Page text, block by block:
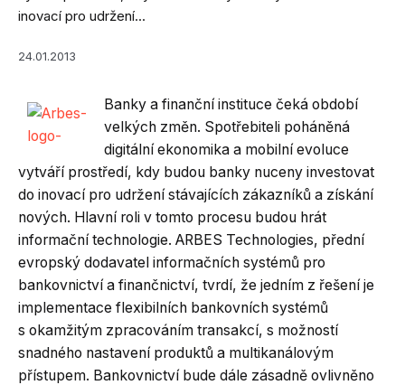
inovací pro udržení...
24.01.2013
Banky a finanční instituce čeká období
velkých změn. Spotřebiteli poháněná
digitální ekonomika a mobilní evoluce
vytváří prostředí, kdy budou banky nuceny investovat
do inovací pro udržení stávajících zákazníků a získání
nových. Hlavní roli v tomto procesu budou hrát
informační technologie. ARBES Technologies, přední
evropský dodavatel informačních systémů pro
bankovnictví a finančnictví, tvrdí, že jedním z řešení je
implementace flexibilních bankovních systémů
s okamžitým zpracováním transakcí, s možností
snadného nastavení produktů a multikanálovým
přístupem. Bankovnictví bude dále zásadně ovlivněno